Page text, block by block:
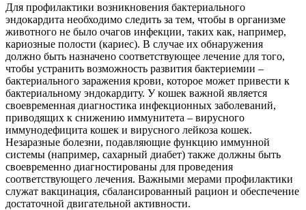
Для профилактики возникновения бактериального
эндокардита необходимо следить за тем, чтобы в организме
животного не было очагов инфекции, таких как, например,
кариозные полости (кариес). В случае их обнаружения
должно быть назначено соответствующее лечение для того,
чтобы устранить возможность развития бактериемии –
бактериального заражения крови, которое может привести к
бактериальному эндокардиту. У кошек важной является
своевременная диагностика инфекционных заболеваний,
приводящих к снижению иммунитета – вирусного
иммунодефицита кошек и вирусного лейкоза кошек.
Незаразные болезни, подавляющие функцию иммунной
системы (например, сахарный диабет) также должны быть
своевременно диагностированы для проведения
соответствующего лечения. Важными мерами профилактики
служат вакцинация, сбалансированный рацион и обеспечение
достаточной двигательной активности.